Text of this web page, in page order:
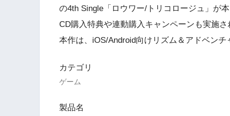
の4th Single「ロウワー/トリコロージュ」が本
CD購入特典や連動購入キャンペーンも実施さ
本作は、iOS/Android向けリズム＆アドベンチ
カテゴリ
ゲーム
製品名